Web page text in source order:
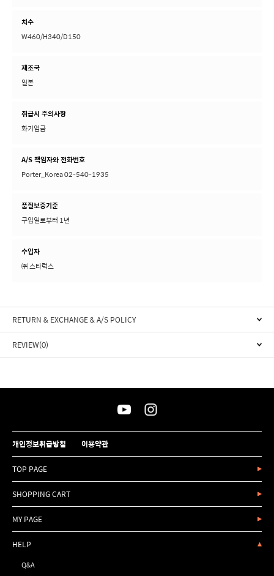
치수
W460/H340/D150
제조국
일본
취급시 주의사항
화기엄금
A/S 책임자와 전화번호
Porter_Korea 02-540-1935
품질보증기준
구입일로부터 1년
수입자
㈜ 스타럭스
RETURN & EXCHANGE & A/S POLICY
REVIEW(0)
개인정보취급방침 이용약관
TOP PAGE
SHOPPING CART
MY PAGE
HELP
Q&A